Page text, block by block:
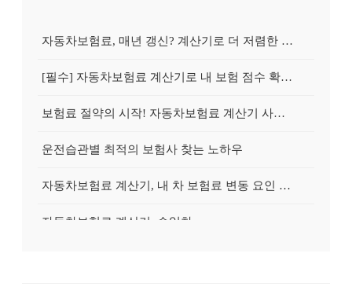
자동차보험료, 매년 갱신? 계산기로 더 저렴한 보험 찾아 갈아타는 방법
[필수] 자동차보험료 계산기로 내 보험 점수 확인하고, 불필요한 지출 줄이기
보험료 절약의 시작! 자동차보험료 계산기 사용 전 반드시 알아야 할 5가지
운전습관별 최적의 보험사 찾는 노하우
자동차보험료 계산기, 내 차 보험료 변동 요인 완벽 분석 & 절약 전략
자동차보험료 계산기, 수입차